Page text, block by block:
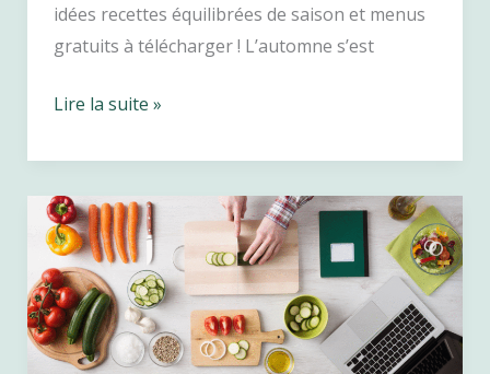
idées recettes équilibrées de saison et menus
gratuits à télécharger ! L’automne s’est
Recettes
diet
octobre
:
une
semaine
de
menus
Lire la suite »